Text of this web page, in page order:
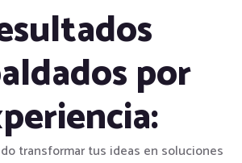
por
transformar tus ideas en soluciones